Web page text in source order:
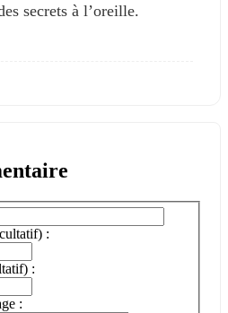
secrets à l’oreille.
:
:
: